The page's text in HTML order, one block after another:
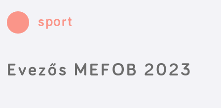
sport
Evezős MEFOB 2023